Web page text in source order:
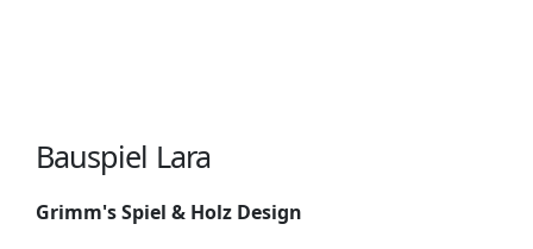
Bauspiel Lara
Grimm's Spiel & Holz Design